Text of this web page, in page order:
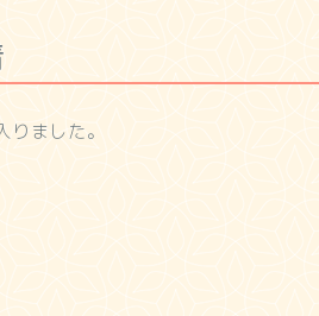
ました。